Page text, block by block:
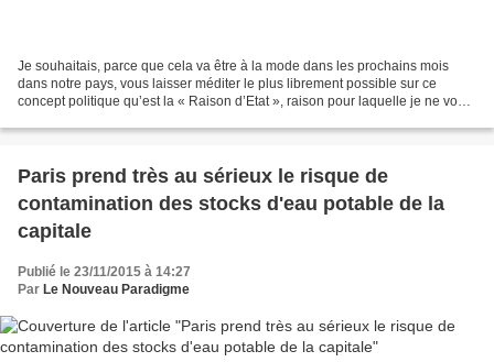
Je souhaitais, parce que cela va être à la mode dans les prochains mois
dans notre pays, vous laisser méditer le plus librement possible sur ce
concept politique qu’est la « Raison d’Etat », raison pour laquelle je ne vous
Paris prend très au sérieux le risque de
contamination des stocks d'eau potable de la
capitale
Publié le 23/11/2015 à 14:27
Par Le Nouveau Paradigme